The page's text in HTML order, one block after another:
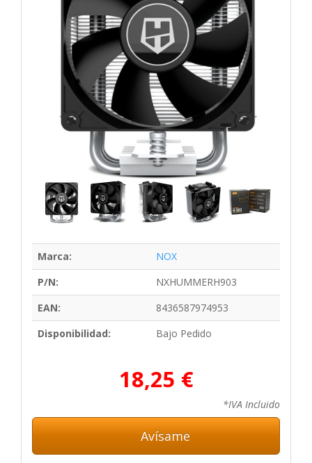
Marca:
NOX
P/N:
NXHUMMERH903
EAN:
8436587974953
Disponibilidad:
Bajo Pedido
18,25 €
*IVA Incluido
Avísame